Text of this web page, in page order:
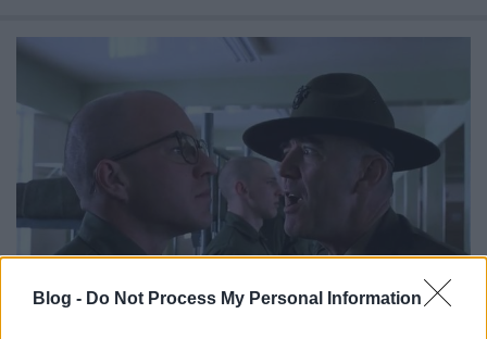
Blog - Do Not Process My Personal Information